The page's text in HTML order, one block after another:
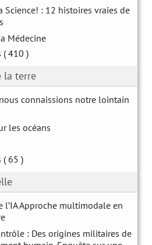
Science! : 12 histoires vraies de
Médecine
( 410 )
la terre
connaissions notre lointain
les océans
( 65 )
l’IA Approche multimodale en
: Des origines militaires de